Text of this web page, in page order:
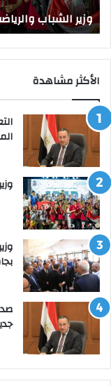
وزير الشباب
الأكثر مشاهدة